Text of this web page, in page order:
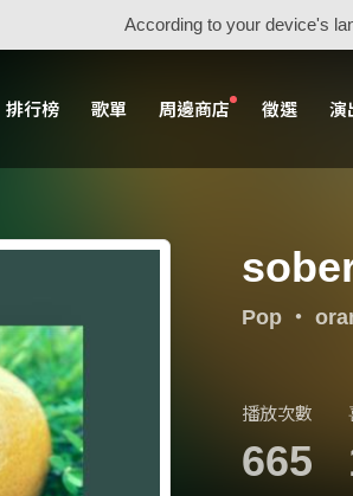
According to your device's
排行榜 歌單 周邊商店 徵選 演
Pop・
播放次數
665